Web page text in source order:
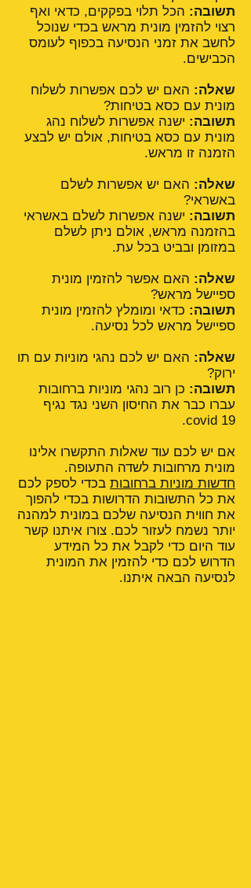
תשובה: הכל תלוי בפקקים, כדאי ואף
רצוי להזמין מונית מראש בכדי שנוכל
לחשב את זמני הנסיעה בכפוף לעומס
הכבישים.
שאלה: האם יש לכם אפשרות לשלוח
מונית עם כסא בטיחות?
תשובה: ישנה אפשרות לשלוח נהג
מונית עם כסא בטיחות, אולם יש לבצע
הזמנה זו מראש.
שאלה: האם יש אפשרות לשלם
באשראי?
תשובה: ישנה אפשרות לשלם באשראי
בהזמנה מראש, אולם ניתן לשלם
במזומן ובביט בכל עת.
שאלה: האם אפשר להזמין מונית
ספיישל מראש?
תשובה: כדאי ומומלץ להזמין מונית
ספיישל מראש לכל נסיעה.
שאלה: האם יש לכם נהגי מוניות עם תו
ירוק?
תשובה: כן רוב נהגי מוניות ברחובות
עברו כבר את החיסון השני נגד נגיף
covid 19.
אם יש לכם עוד שאלות התקשרו אלינו
מונית מרחובות לשדה התעופה.
חדשות מוניות ברחובות בכדי לספק לכם
את כל התשובות הדרושות בכדי להפוך
את חווית הנסיעה שלכם במונית למהנה
יותר נשמח לעזור לכם. צורו איתנו קשר
עוד היום כדי לקבל את כל המידע
הדרוש לכם כדי להזמין את המונית
לנסיעה הבאה איתנו.